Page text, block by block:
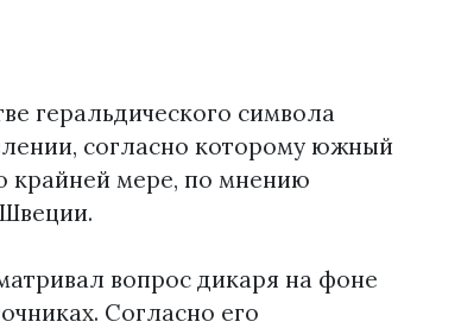
геральдического символа
согласно которому южный
крайней мере, по мнению
вопрос дикаря на фоне
Согласно его